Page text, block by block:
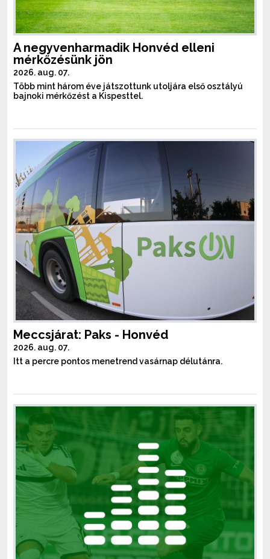
A negyvenharmadik Honvéd elleni
mérkőzésünk jön
2026. aug. 07.
Több mint három éve játszottunk utoljára első osztályú
bajnoki mérkőzést a Kispesttel.
Meccsjárat: Paks - Honvéd
2026. aug. 07.
Itt a percre pontos menetrend vasárnap délutánra.